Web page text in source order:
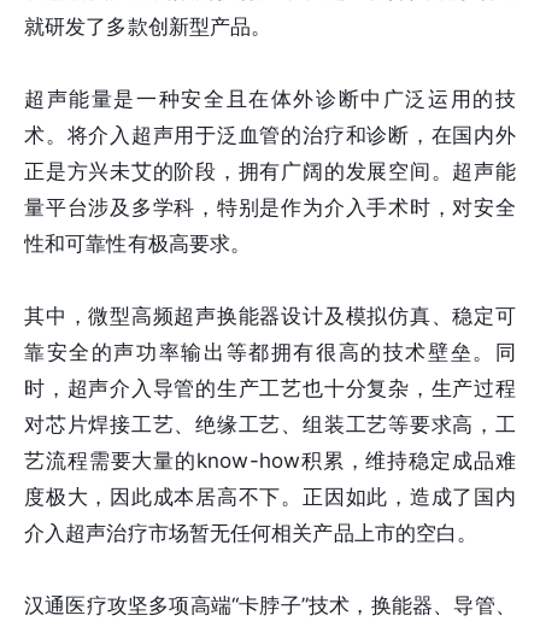
就研发了多款创新型产品。
超声能量是一种安全且在体外诊断中广泛运用的技
术。将介入超声用于泛血管的治疗和诊断，在国内外
正是方兴未艾的阶段，拥有广阔的发展空间。超声能
量平台涉及多学科，特别是作为介入手术时，对安全
性和可靠性有极高要求。
其中，微型高频超声换能器设计及模拟仿真、稳定可
靠安全的声功率输出等都拥有很高的技术壁垒。同
时，超声介入导管的生产工艺也十分复杂，生产过程
对芯片焊接工艺、绝缘工艺、组装工艺等要求高，工
艺流程需要大量的know-how积累，维持稳定成品难
度极大，因此成本居高不下。正因如此，造成了国内
介入超声治疗市场暂无任何相关产品上市的空白。
汉通医疗攻坚多项高端“卡脖子”技术，换能器、导管、